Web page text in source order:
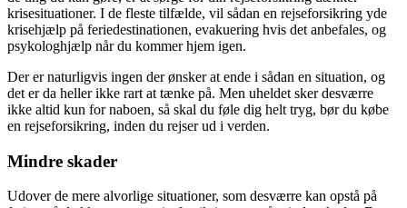
krisesituationer. I de fleste tilfælde, vil sådan en rejseforsikring yde
krisehjælp på feriedestinationen, evakuering hvis det anbefales, og
psykologhjælp når du kommer hjem igen.
Der er naturligvis ingen der ønsker at ende i sådan en situation, og
det er da heller ikke rart at tænke på. Men uheldet sker desværre
ikke altid kun for naboen, så skal du føle dig helt tryg, bør du købe
en rejseforsikring, inden du rejser ud i verden.
Mindre skader
Udover de mere alvorlige situationer, som desværre kan opstå på